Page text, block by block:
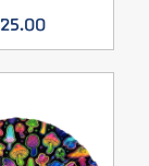
25.00